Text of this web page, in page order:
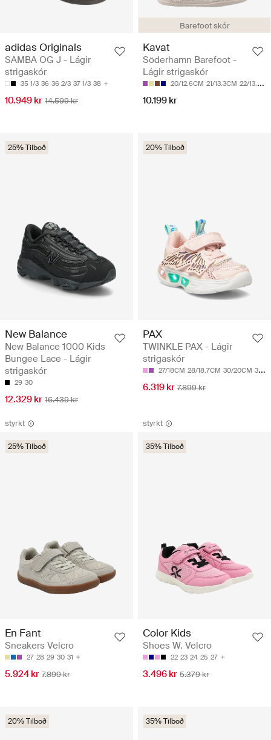
adidas Originals
SAMBA OG J - Lágir
strigaskór
35 1/3 36 36 2/3 37 1/3 38
10.949 kr 14.599 kr
Barefoot skór
Kavat
Söderhamn Barefoot -
Lágir strigaskór
20/12.6CM 21/13.3CM 22/13.9CM
10.199 kr
25% Tilboð
New Balance
New Balance 1000 Kids
Bungee Lace - Lágir
strigaskór
29 30
12.329 kr 16.439 kr
20% Tilboð
PAX
TWINKLE PAX - Lágir
strigaskór
27/18CM 28/18.7CM 30/20CM 31/20.7CM
6.319 kr 7.899 kr
styrkt
25% Tilboð
En Fant
Sneakers Velcro
27 28 29 30 31
5.924 kr 7.899 kr
styrkt
35% Tilboð
Color Kids
Shoes W. Velcro
22 23 24 25 27
3.496 kr 5.379 kr
20% Tilboð 35% Tilboð